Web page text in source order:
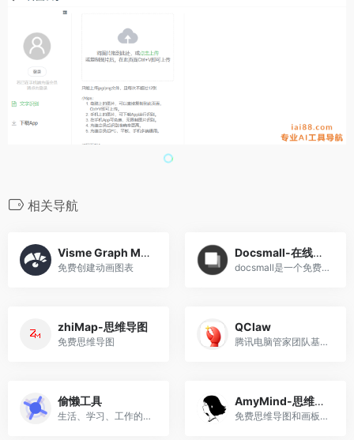
相关导航
Visme Graph Maker
免费创建动画图表
Docsmall-在线文件压缩
docsmall是一个免费在线文件压缩网站，只需上传、处理、下载简单三步即可完成操作，目前该网站支持图片压缩、GIF压缩、PDF压缩、PDF合并、PDF分割功能，比如在微信公众号发文，对图片大小有要求，那么可以通过这个网站将图片压缩好。
zhiMap-思维导图
免费思维导图
QClaw
腾讯电脑管家团队基于 OpenClaw 打造的本地 AI 助手
偷懒工具
生活、学习、工作的必备工具箱
AmyMind-思维导图
免费思维导图和画板在线工具